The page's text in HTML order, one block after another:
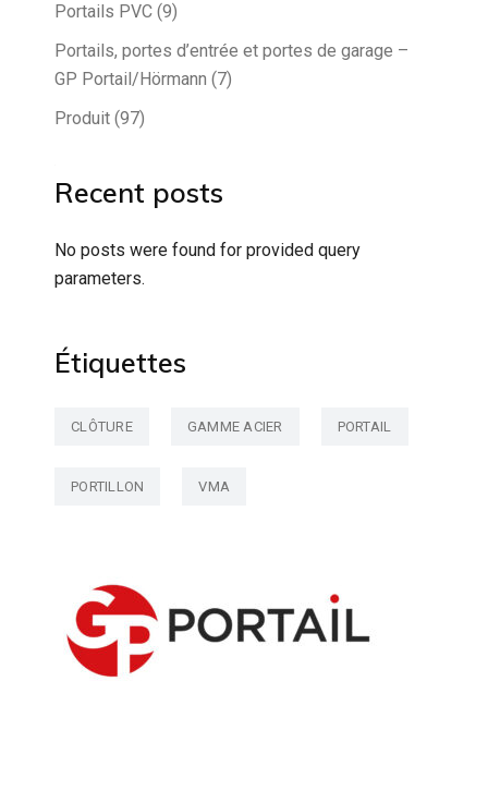
Portails PVC (9)
Portails, portes d’entrée et portes de garage –
GP Portail/Hörmann (7)
Produit (97)
Recent posts
No posts were found for provided query
parameters.
Étiquettes
CLÔTURE GAMME ACIER PORTAIL
PORTILLON VMA